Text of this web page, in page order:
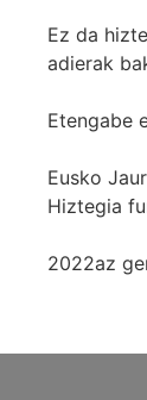
Ez da
adierak
Etengabe
Eusko
Hiztegia
2022az